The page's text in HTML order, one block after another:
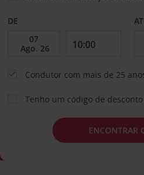
DE
Condutor com mais de 25
Tenho um código de desconto
ENCONTRAR